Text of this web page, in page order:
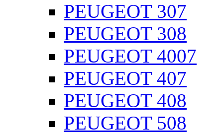
PEUGEOT 307
PEUGEOT 308
PEUGEOT 4007
PEUGEOT 407
PEUGEOT 408
PEUGEOT 508